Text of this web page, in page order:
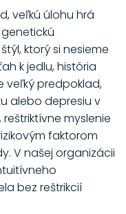
veľkú úlohu hrá
ktorý si nesieme
k jedlu, história
veľký predpoklad,
alebo depresiu v
myslenie
faktorom
V našej organizácii
bez reštrikcií